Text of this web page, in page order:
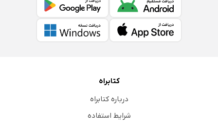
کتابراه
درباره کتابراه
شرایط استفاده